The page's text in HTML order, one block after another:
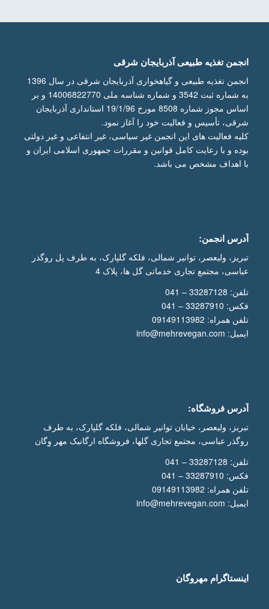
انجمن تغذیه طبیعی آذربایجان شرقی
انجمن تغذیه طبیعی و گیاهخواری آذربایجان شرقی در سال 1396
به شماره ثبت 3542 و شماره شناسه ملی 14006822770 و بر
اساس مجوز شماره 8508 مورخ 19/1/96 استانداری آذربایجان
شرقی، تأسیس و فعالیت خود را آغاز نمود.
کلیه فعالیت های این انجمن غیر سیاسی، غیر انتفاعی و غیر دولتی
بوده و با رعایت کامل قوانین و مقررات جمهوری اسلامی ایران و
با اهداف مشخص می باشد.
آدرس انجمن:
تبریز، ولیعصر، توانیر شمالی، فلکه گلپارک، به طرف پل روگذر
عباسی، مجتمع تجاری خدماتی گل ها، پلاک 4
تلفن: 33287128 – 041
فکس: 33287910 – 041
تلفن همراه: 09149113982
ایمیل: info@mehrevegan.com
آدرس فروشگاه:
تبریز، ولیعصر، خیابان توانیر شمالی، فلکه گلپارک، به طرف
روگذر عباسی، مجتمع تجاری گلها، فروشگاه ارگانیک مهر وِگان
تلفن: 33287128 – 041
فکس: 33287910 – 041
تلفن همراه: 09149113982
ایمیل: info@mehrevegan.com
اینستاگرام مهروگان